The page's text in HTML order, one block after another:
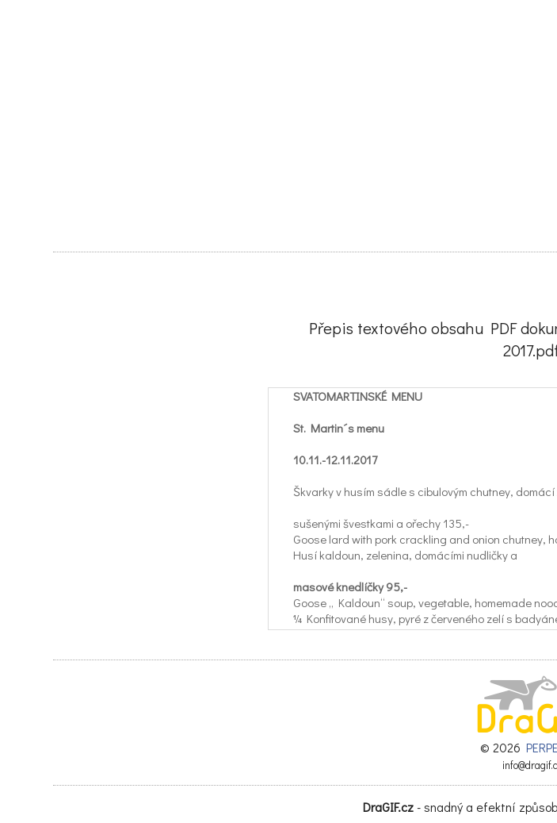
Přepis textového obsahu PDF
SVATOMARTINSKÉ MENU
St. Martin´s menu
10.11.-12.11.2017
Škvarky v husím sádle s cibulovým chutney, domácí
sušenými švestkami a ořechy 135,-
Goose lard with pork crackling and onion chutney,
Husí kaldoun, zelenina, domácími nudličky a
masové knedlíčky 95,-
Goose „ Kaldoun“ soup, vegetable, homemade
¼ Konfitované husy, pyré z červeného zelí s
¼ Confit goose, red cabbage puree with star
Traditional old Bohemian cake with apple and
Výběr Svatomartinských vín, vinařství Prath
Sklenička / glass 0,25l Lahev / bottle 0,75l
© 2026
DraGIF.cz- snadný a efektní